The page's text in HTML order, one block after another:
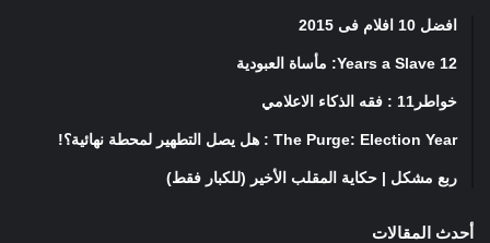
افضل 10 افلام فى 2015
12 Years a Slave: مأساة العبودية
خواطر11 : فقه الذكاء الاعلامي
The Purge: Election Year : هل يصل التطهير لمحطة نهائية؟!
ربع مشكل | حكاية المقلب الأخير (للكبار فقط)
أحدث المقالات